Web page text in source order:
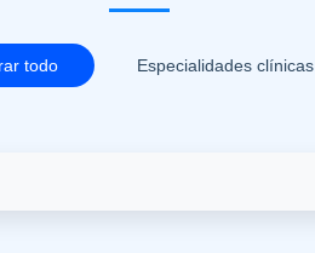
todo Especialidades clínicas